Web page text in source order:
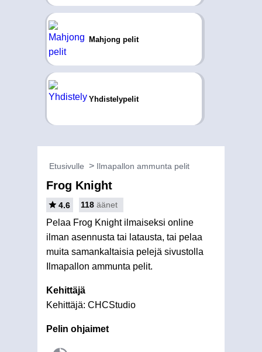
Mahjong pelit
Yhdistelypelit
Etusivulle Ilmapallon ammunta pelit
Frog Knight
4.6 118 äänet
Pelaa Frog Knight ilmaiseksi online
ilman asennusta tai latausta, tai pelaa
muita samankaltaisia pelejä sivustolla
Ilmapallon ammunta pelit.
Kehittäjä
Kehittäjä: CHCStudio
Pelin ohjaimet